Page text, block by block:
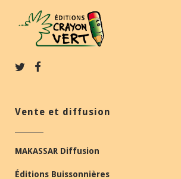
Vente et diffusion
MAKASSAR Diffusion
Éditions Buissonnières